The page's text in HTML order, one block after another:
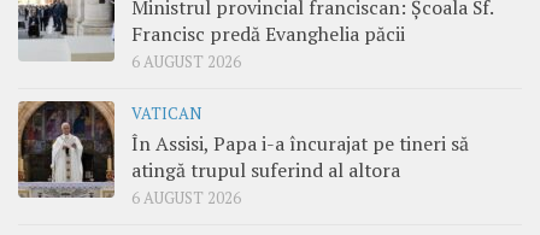
Ministrul provincial franciscan: Școala Sf.
Francisc predă Evanghelia păcii
6 AUGUST 2026
VATICAN
În Assisi, Papa i-a încurajat pe tineri să
atingă trupul suferind al altora
6 AUGUST 2026